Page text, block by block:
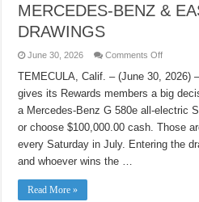
MERCEDES-BENZ &
DRAWINGS
June 30, 2026 Comments Offon
CAN
RIDE
OFF
IN
STYLE
OR
TAKE
TEMECULA, Calif. – (June 30, 2026)
gives its Rewards members a big
a Mercedes-Benz G 580e all-electric
or choose $100,000.00 cash. Those
every Saturday in July. Entering the
and whoever wins the …
Read More »